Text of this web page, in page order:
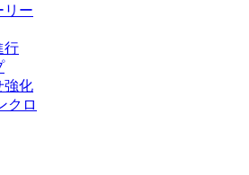
リー
行
強化
クロ